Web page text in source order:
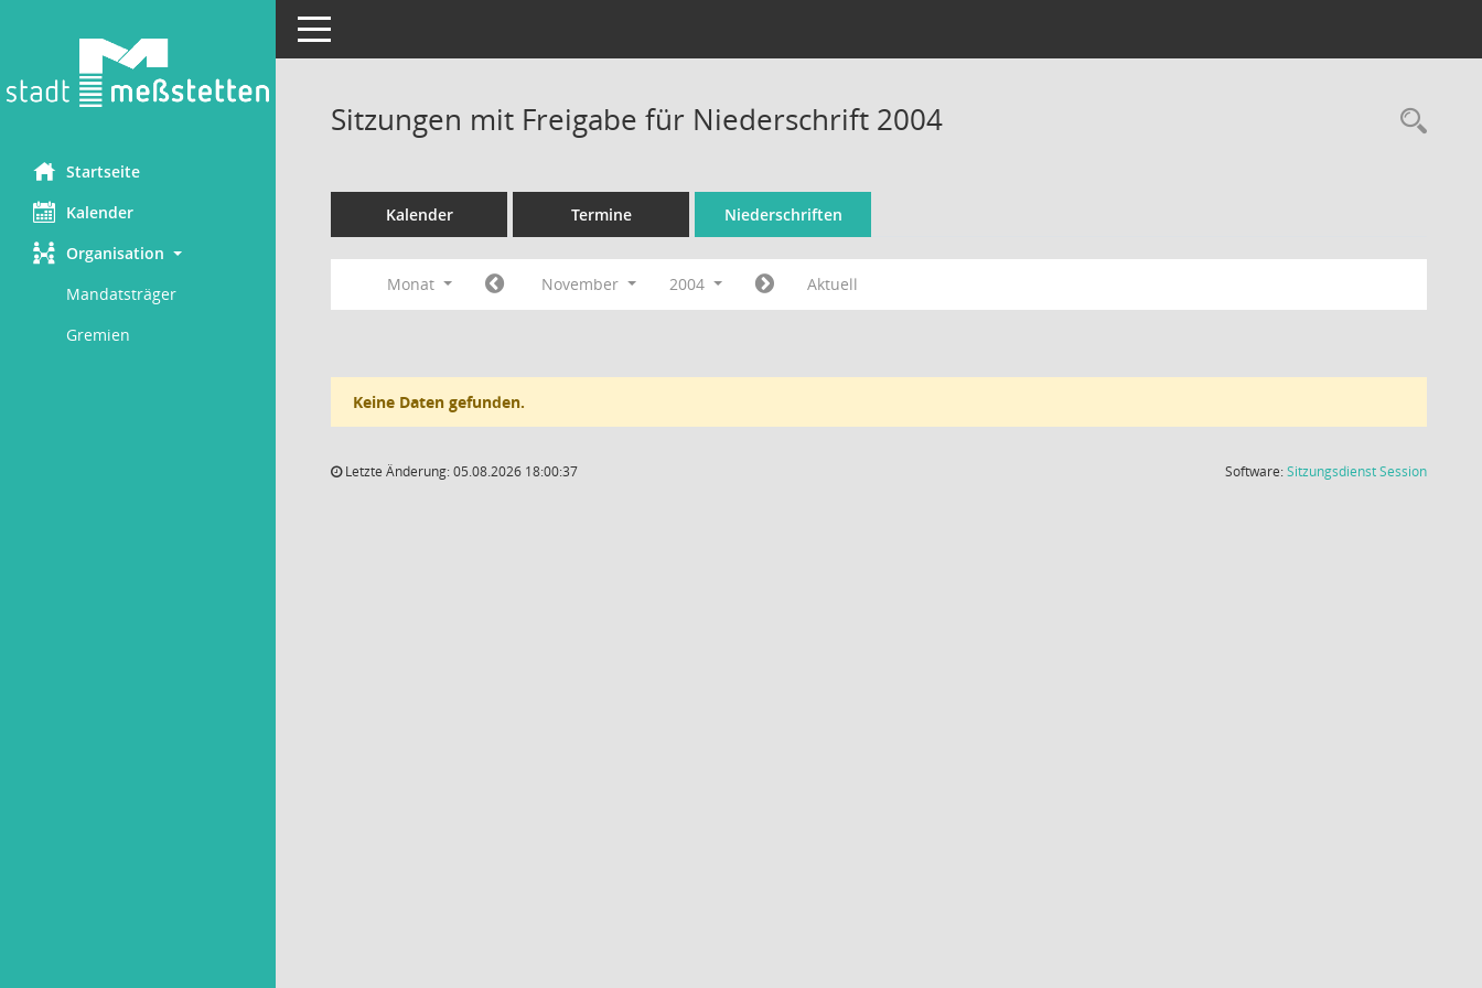
Startseite
Kalender
Organisation
Mandatsträger
Gremien
Toggle navigation
Sitzungen mit Freigabe für Niederschrift 2004
Kalender Termine Niederschriften
Monat November 2004 Aktuell
Keine Daten gefunden.
Letzte Änderung: 05.08.2026 18:00:37 Software:SitzungsdienstSession(Wird in